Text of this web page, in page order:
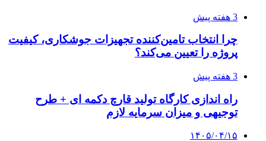
3 هفته پیش
چرا انتخاب تامین‌کننده تجهیزات جوشکاری، کیفیت
پروژه را تعیین می‌کند؟
3 هفته پیش
راه اندازی کارگاه تولید قارچ دکمه ای + طرح
توجیهی و میزان سرمایه لازم
۱۴۰۵/۰۴/۱۵